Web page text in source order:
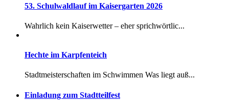
53. Schulwaldlauf im Kaisergarten 2026
Wahrlich kein Kaiserwetter – eher sprichwörtlic...
Hechte im Karpfenteich
Stadtmeisterschaften im Schwimmen Was liegt auß...
Einladung zum Stadtteilfest